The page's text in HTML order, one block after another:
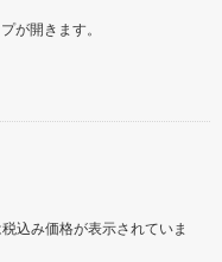
が開きます。
込み価格が表示されていま